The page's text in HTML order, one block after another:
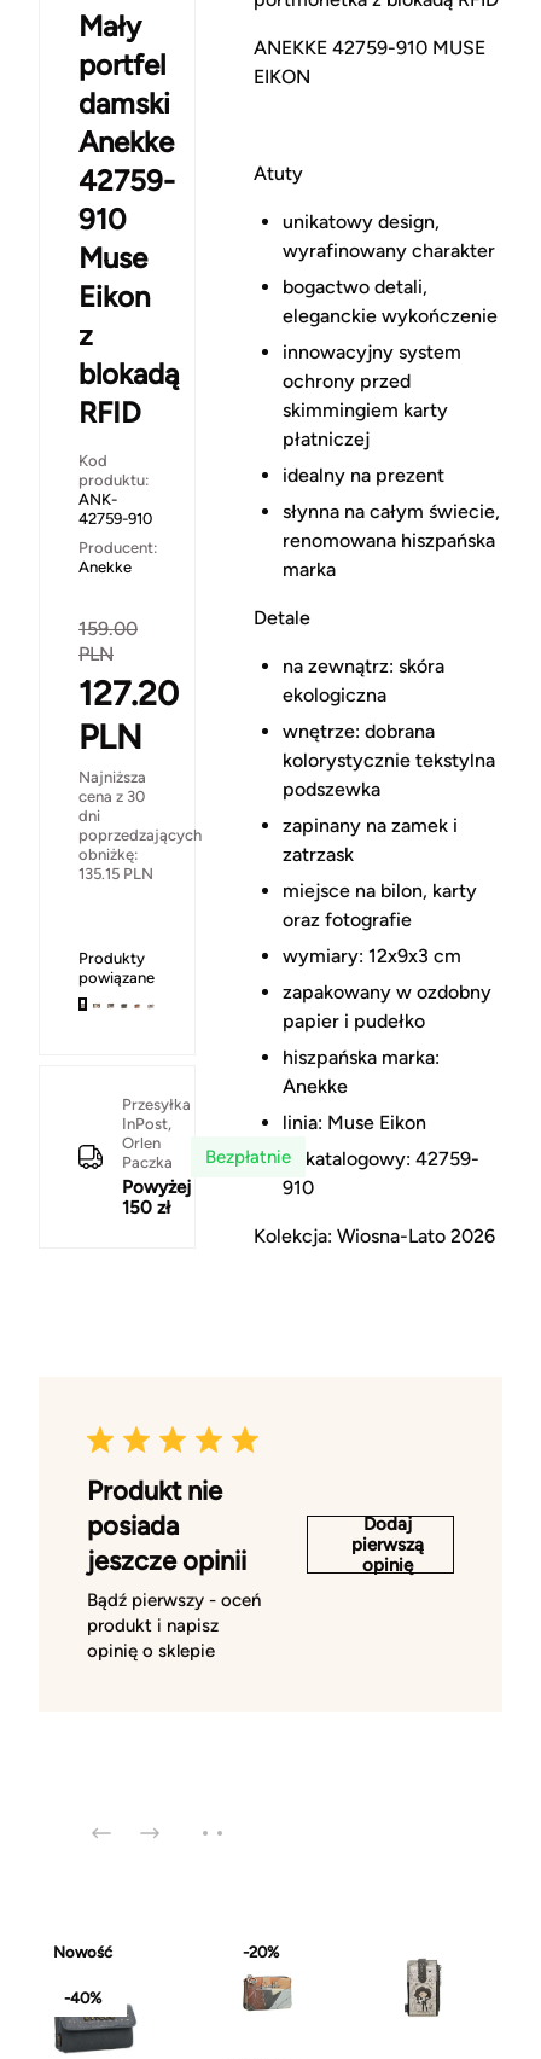
Mały
portfel
damski
Anekke
42759-
910
Muse
Eikon
z
blokadą
RFID
Kod
produktu:
ANK-
42759-910
Producent:
Anekke
159.00
PLN
127.20
PLN
Najniższa
cena z 30
dni
poprzedzających
obniżkę:
135.15 PLN
Produkty
powiązane
Przesyłka
InPost,
Orlen
Paczka
Powyżej
150 zł
Bezpłatnie
ANEKKE 42759-910 MUSE
EIKON
Atuty
unikatowy design,
wyrafinowany charakter
bogactwo detali,
eleganckie wykończenie
innowacyjny system
ochrony przed
skimmingiem karty
płatniczej
idealny na prezent
słynna na całym świecie,
renomowana hiszpańska
marka
Detale
na zewnątrz: skóra
ekologiczna
wnętrze: dobrana
kolorystycznie tekstylna
podszewka
zapinany na zamek i
zatrzask
miejsce na bilon, karty
oraz fotografie
wymiary: 12x9x3 cm
zapakowany w ozdobny
papier i pudełko
hiszpańska marka:
Anekke
linia: Muse Eikon
nr katalogowy: 42759-
910
Kolekcja: Wiosna-Lato 2026
Produkt nie
posiada
jeszcze opinii
Bądź pierwszy - oceń
produkt i napisz
opinię o sklepie
Dodaj
pierwszą
opinię
Nowość
-40%
-20%